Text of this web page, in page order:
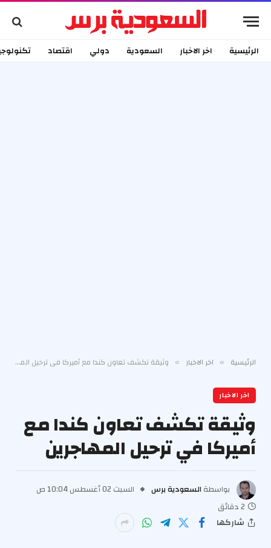
الرئيسية اخر الاخبار السعودية دولي اقتصاد
الرئيسية » اخر الاخبار » وثيقة تكشف تعاون كندا مع أميركا في ترحيل المهاجرين
اخر الاخبار
وثيقة تكشف تعاون كندا مع
أميركا في ترحيل المهاجرين
بواسطة السعودية برس
السبت 02 أغسطس 10:04 ص
2 دقائق
شاركها